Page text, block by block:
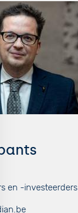
en -investeerders